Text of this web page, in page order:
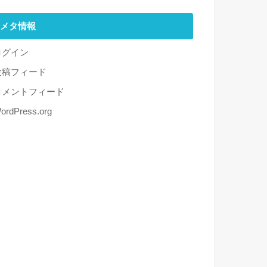
メタ情報
グイン
稿フィード
メントフィード